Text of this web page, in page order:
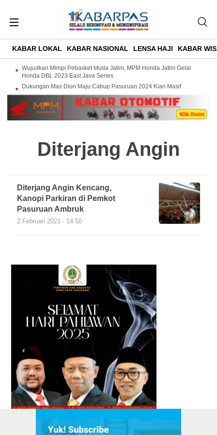
KABAR LOKAL KABAR NASIONAL LENSA HAJI KABAR
Wujudkan Mimpi Pebasket Muda Jatim, MPM Honda Jatim Gelar
Honda DBL 2023 East Java Series
Dukungan Mas Dion Maju Cabup Pasuruan 2024 Kian Masif
Diterjang Angin
Diterjang Angin Kencang,
Kanopi Parkiran di Pemkot
Pasuruan Ambruk
2 Februari 2021 - 14:50